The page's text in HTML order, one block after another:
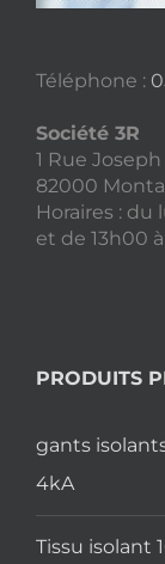
Téléphone :
Société 3R
1 Rue
82000
Horaires :
et de 13h00
PRODUITS
gants
4kA
Tissu isolant